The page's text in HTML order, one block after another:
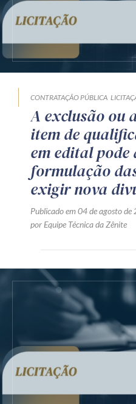
CONTRATAÇÃO PÚBLICA
A exclusão ou
item de
em edital
formulação
exigir nova
Publicado em 04 de agosto de
por Equipe Técnica da Zênite